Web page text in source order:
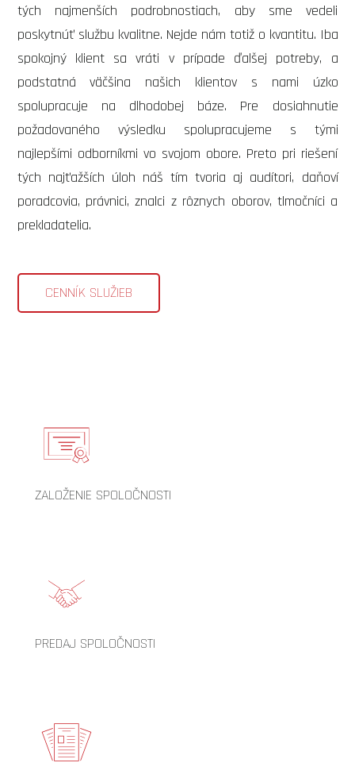
tých najmenších podrobnostiach, aby sme vedeli
poskytnúť službu kvalitne. Nejde nám totiž o kvantitu. Iba
spokojný klient sa vráti v prípade ďalšej potreby, a
podstatná väčšina našich klientov s nami úzko
spolupracuje na dlhodobej báze. Pre dosiahnutie
požadovaného výsledku spolupracujeme s tými
najlepšími odborníkmi vo svojom obore. Preto pri riešení
tých najťažších úloh náš tím tvoria aj audítori, daňoví
poradcovia, právnici, znalci z rôznych oborov, tlmočníci a
prekladatelia.
CENNÍK SLUŽIEB
ZALOŽENIE SPOLOČNOSTI
PREDAJ SPOLOČNOSTI